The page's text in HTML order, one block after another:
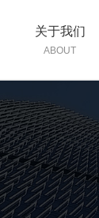
关于我们
ABOUT